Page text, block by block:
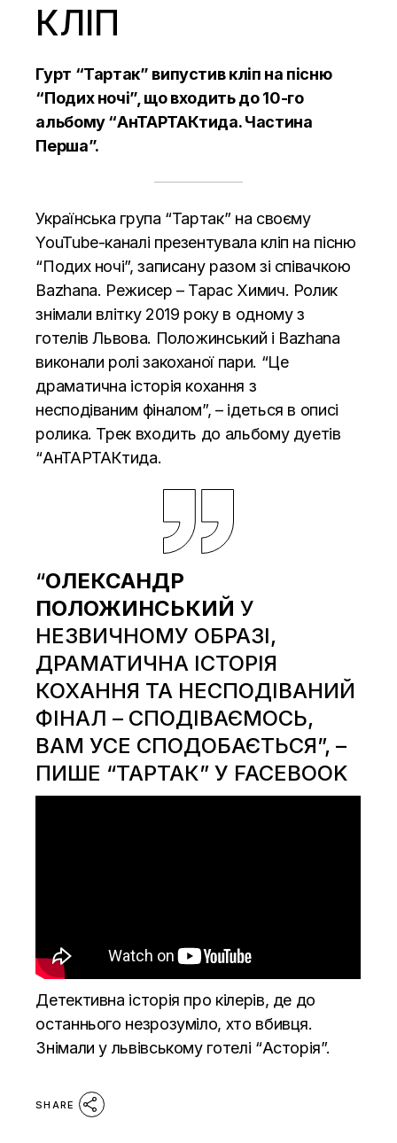
КЛІП
Гурт “Тартак” випустив кліп на пісню
“Подих ночі”, що входить до 10-го
альбому “АнТАРТАКтида. Частина
Перша”.
Українська група “Тартак” на своєму
YouTube-каналі презентувала кліп на пісню
“Подих ночі”, записану разом зі співачкою
Bazhana. Режисер – Тарас Химич. Ролик
знімали влітку 2019 року в одному з
готелів Львова. Положинський і Bazhana
виконали ролі закоханої пари. “Це
драматична історія кохання з
несподіваним фіналом”, – ідеться в описі
ролика. Трек входить до альбому дуетів
“АнТАРТАКтида.
“ОЛЕКСАНДР
ПОЛОЖИНСЬКИЙ У
НЕЗВИЧНОМУ ОБРАЗІ,
ДРАМАТИЧНА ІСТОРІЯ
КОХАННЯ ТА НЕСПОДІВАНИЙ
ФІНАЛ – СПОДІВАЄМОСЬ,
ВАМ УСЕ СПОДОБАЄТЬСЯ”, –
ПИШЕ “ТАРТАК” У FACEBOOK
Детективна історія про кілерів, де до
останнього незрозуміло, хто вбивця.
Знімали у львівському готелі “Асторія”.
SHARE